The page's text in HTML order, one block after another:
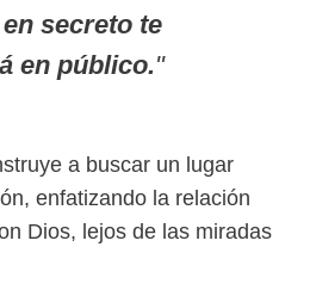
secreto te
en público."
a buscar un lugar
enfatizando la relación
Dios, lejos de las miradas